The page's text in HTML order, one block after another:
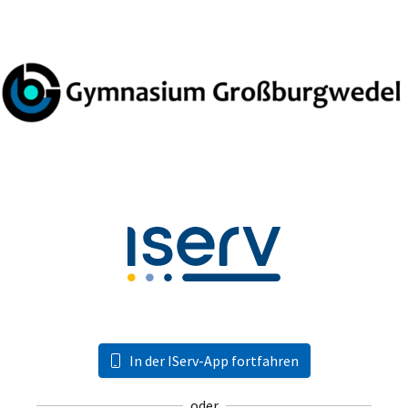
In der IServ-App fortfahren